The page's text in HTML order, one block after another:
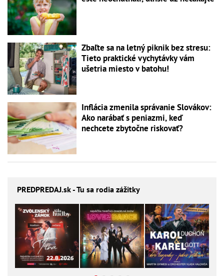
Zbaľte sa na letný piknik bez stresu:
Tieto praktické vychytávky vám
ušetria miesto v batohu!
Inflácia zmenila správanie Slovákov:
Ako narábať s peniazmi, keď
nechcete zbytočne riskovať?
PREDPREDAJ.sk - Tu sa rodia zážitky